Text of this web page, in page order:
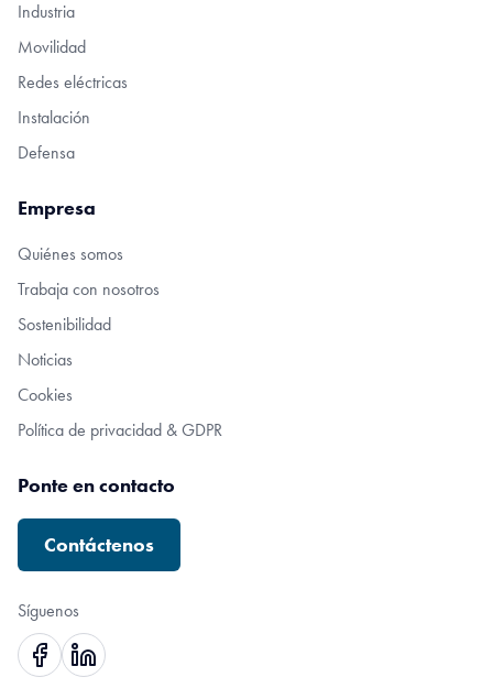
Industria
Movilidad
Redes eléctricas
Instalación
Defensa
Empresa
Quiénes somos
Trabaja con nosotros
Sostenibilidad
Noticias
Cookies
Política de privacidad & GDPR
Ponte en contacto
Contáctenos
Síguenos